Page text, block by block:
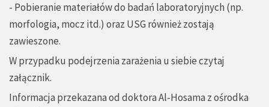
- Pobieranie materiałów do badań laboratoryjnych (np.
morfologia, mocz itd.) oraz USG również zostają
zawieszone.
W przypadku podejrzenia zarażenia u siebie czytaj
załącznik.
Informacja przekazana od doktora Al-Hosama z ośrodka